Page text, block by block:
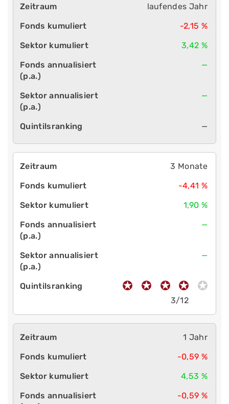
laufendes Jahr
-2,15 %
3,42 %
—
—
—
3 Monate
-4,41 %
1,90 %
—
—
3/12
1 Jahr
-0,59 %
4,53 %
-0,59 %